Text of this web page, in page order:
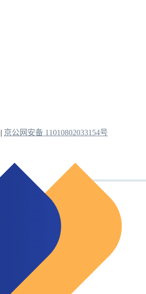
| 京公网安备 11010802033154号